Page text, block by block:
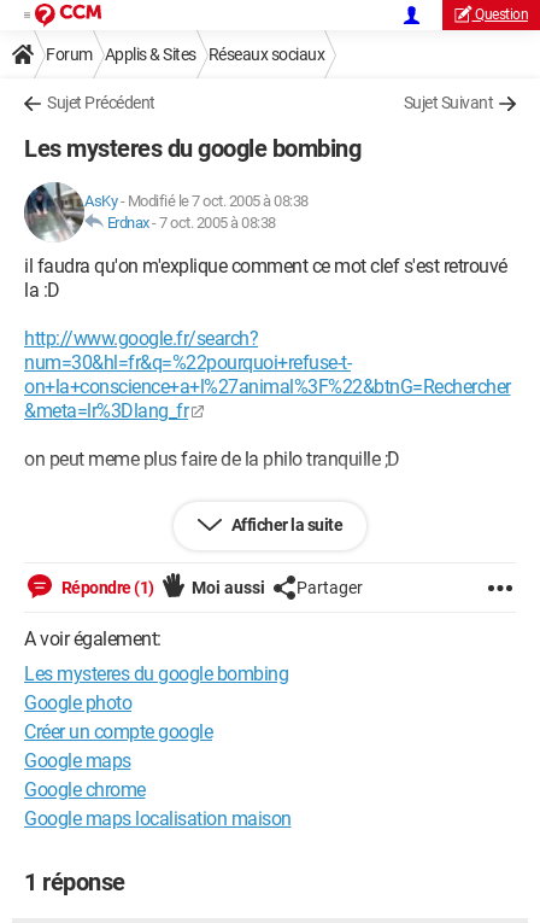
Question
Forum Applis & Sites Réseaux sociaux
Sujet Précédent Sujet Suivant
Les mysteres du google bombing
AsKy- Modifié le 7 oct. 2005 à 08:38
Erdnax-7 oct. 2005 à 08:38
il faudra qu'on m'explique comment ce mot clef s'est retrouvé
la :D
http://www.google.fr/search?
num=30&hl=fr&q=%22pourquoi+refuse-t-
on+la+conscience+a+l%27animal%3F%22&btnG=Rechercher
&meta=lr%3Dlang_fr
on peut meme plus faire de la philo tranquille ;D
     |mais je défendrai à la mort votre droit de le
Afficher la suite
Répondre (1) Moi aussi Partager
A voir également:
Les mysteres du google bombing
Google photo
Créer un compte google
Google maps
Google chrome
Google maps localisation maison
1 réponse